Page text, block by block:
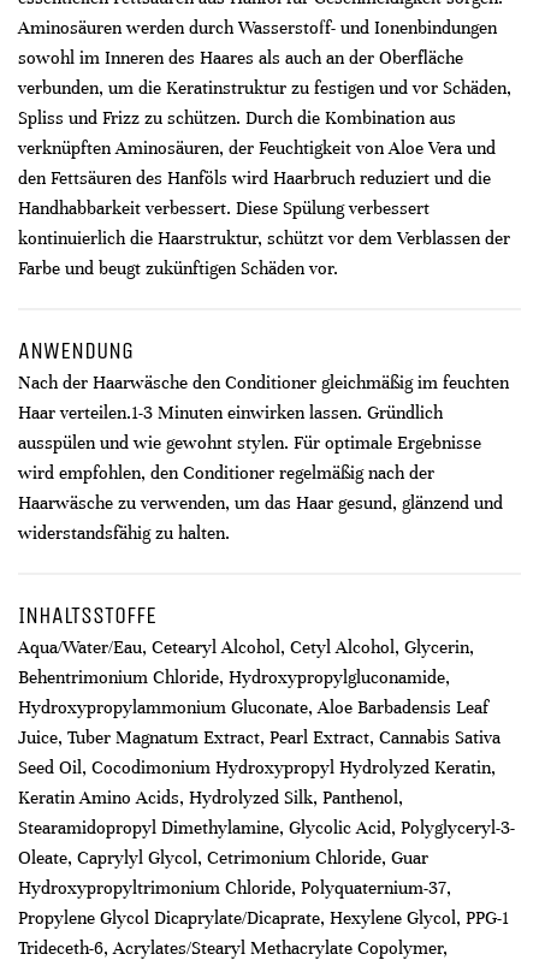
Aminosäuren werden durch Wasserstoff- und Ionenbindungen
sowohl im Inneren des Haares als auch an der Oberfläche
verbunden, um die Keratinstruktur zu festigen und vor Schäden,
Spliss und Frizz zu schützen. Durch die Kombination aus
verknüpften Aminosäuren, der Feuchtigkeit von Aloe Vera und
den Fettsäuren des Hanföls wird Haarbruch reduziert und die
Handhabbarkeit verbessert. Diese Spülung verbessert
kontinuierlich die Haarstruktur, schützt vor dem Verblassen der
Farbe und beugt zukünftigen Schäden vor.
ANWENDUNG
Nach der Haarwäsche den Conditioner gleichmäßig im feuchten
Haar verteilen.​ 1-3 Minuten einwirken lassen. Gründlich
ausspülen und wie gewohnt stylen. Für optimale Ergebnisse
wird empfohlen, den Conditioner regelmäßig nach der
Haarwäsche zu verwenden, um das Haar gesund, glänzend und
widerstandsfähig zu halten.
INHALTSSTOFFE
Aqua/Water/Eau, Cetearyl Alcohol, Cetyl Alcohol, Glycerin,
Behentrimonium Chloride, Hydroxypropylgluconamide,
Hydroxypropylammonium Gluconate, Aloe Barbadensis Leaf
Juice, Tuber Magnatum Extract, Pearl Extract, Cannabis Sativa
Seed Oil, Cocodimonium Hydroxypropyl Hydrolyzed Keratin,
Keratin Amino Acids, Hydrolyzed Silk, Panthenol,
Stearamidopropyl Dimethylamine, Glycolic Acid, Polyglyceryl-3-
Oleate, Caprylyl Glycol, Cetrimonium Chloride, Guar
Hydroxypropyltrimonium Chloride, Polyquaternium-37,
Propylene Glycol Dicaprylate/Dicaprate, Hexylene Glycol, PPG-1
Trideceth-6, Acrylates/Stearyl Methacrylate Copolymer,